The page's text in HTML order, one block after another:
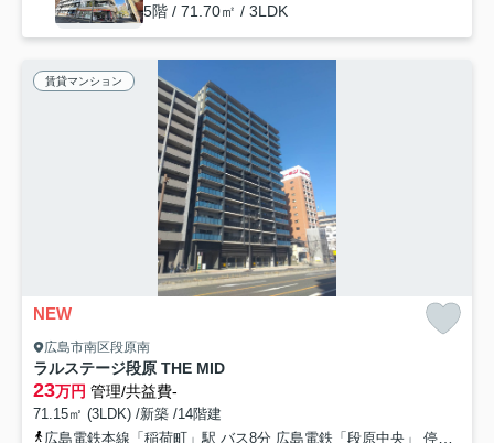
5階 / 71.70㎡ / 3LDK
賃貸マンション
NEW
広島市南区段原南
ラルステージ段原 THE MID
23万円 管理/共益費-
71.15㎡ (3LDK) /新築 /14階建
広島電鉄本線「稲荷町」駅 バス8分 広島電鉄「段原中央」 停歩4分